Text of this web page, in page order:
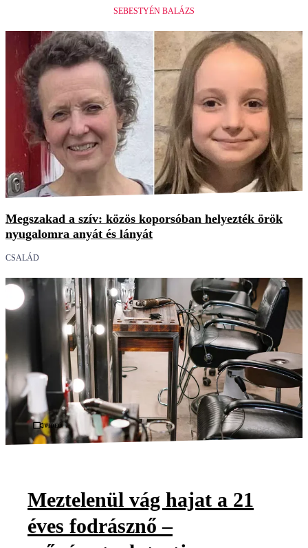
SEBESTYÉN BALÁZS
Megszakad a szív: közös koporsóban helyezték örök
nyugalomra anyát és lányát
CSALÁD
Videó
Meztelenül vág hajat a 21
éves fodrásznő –